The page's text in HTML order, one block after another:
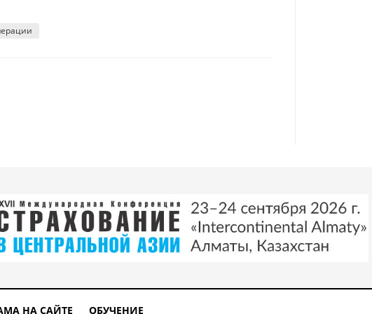
часть активов российских и белорусских клиентов
НА САЙТЕ ОБУЧЕНИЕ